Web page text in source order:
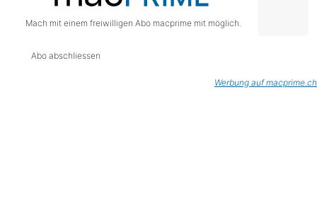
Mach mit einem freiwilligen Abo macprime mit möglich.
Abo abschliessen
Werbung auf macprime.ch